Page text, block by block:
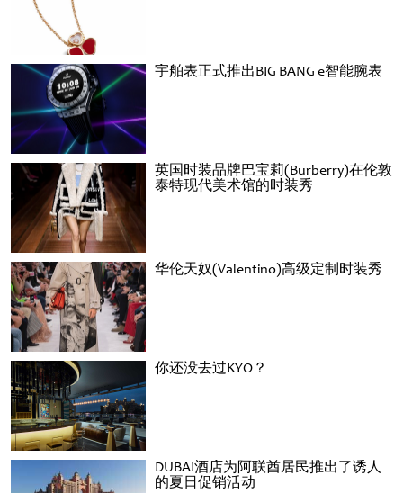
宇舶表正式推出BIG BANG e智能腕表
英国时装品牌巴宝莉(Burberry)在伦敦
泰特现代美术馆的时装秀
华伦天奴(Valentino)高级定制时装秀
你还没去过KYO？
DUBAI酒店为阿联酋居民推出了诱人
的夏日促销活动